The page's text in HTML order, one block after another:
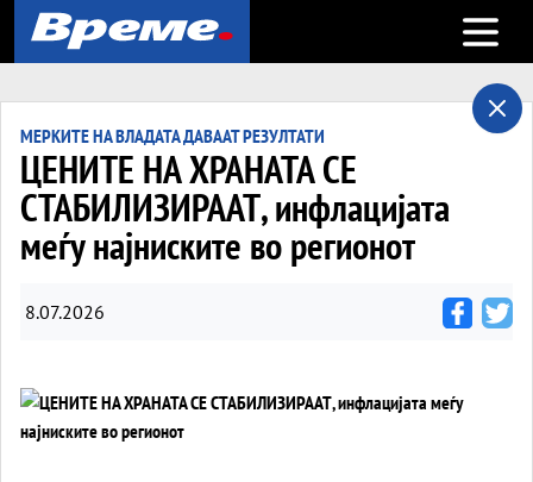
Open
МЕРКИТЕ НА ВЛАДАТА ДАВААТ РЕЗУЛТАТИ
ЦЕНИТЕ НА ХРАНАТА СЕ
СТАБИЛИЗИРААТ, инфлацијата
меѓу најниските во регионот
8.07.2026